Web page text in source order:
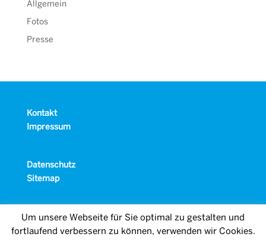
Allgemein
Fotos
Presse
Kontakt
Impressum
Datenschutz
Sitemap
Um unsere Webseite für Sie optimal zu gestalten und
fortlaufend verbessern zu können, verwenden wir Cookies.